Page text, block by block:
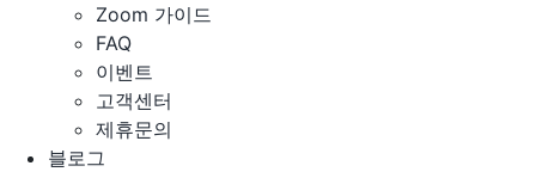
Zoom 가이드
FAQ
이벤트
고객센터
제휴문의
블로그